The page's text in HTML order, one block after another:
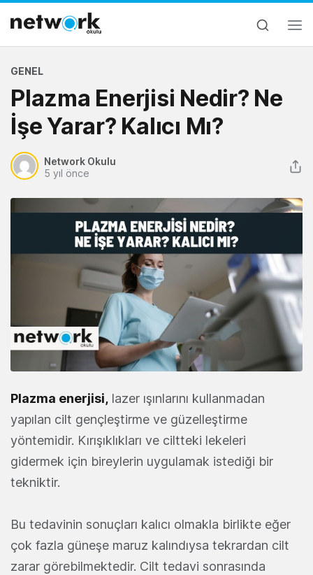
GENEL
Plazma Enerjisi Nedir? Ne
İşe Yarar? Kalıcı Mı?
Network Okulu
5 yıl önce
Plazma enerjisi, lazer ışınlarını kullanmadan
yapılan cilt gençleştirme ve güzelleştirme
yöntemidir. Kırışıklıkları ve ciltteki lekeleri
gidermek için bireylerin uygulamak istediği bir
tekniktir.
Bu tedavinin sonuçları kalıcı olmakla birlikte eğer
çok fazla güneşe maruz kalındıysa tekrardan cilt
zarar görebilmektedir. Cilt tedavi sonrasında